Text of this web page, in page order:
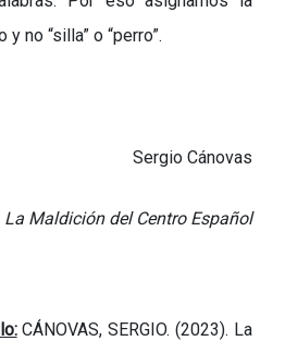
y no “silla” o “perro”.
Sergio Cánovas
La Maldición del Centro Español
CÁNOVAS, SERGIO. (2023). La